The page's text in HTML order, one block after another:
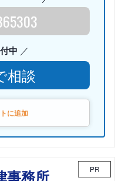
中
相談
に追加
事務所 PR